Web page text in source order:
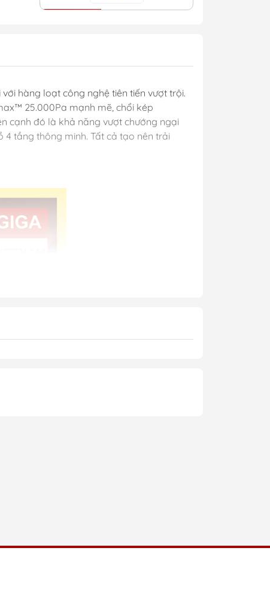
hàng loạt công nghệ tiên tiến vượt trội.
25.000Pa mạnh mẽ, chổi kép
cạnh đó là khả năng vượt chướng ngại
tầng thông minh. Tất cả tạo nên trải